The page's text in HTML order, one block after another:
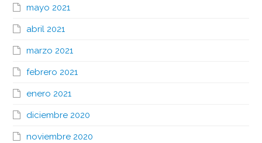
mayo 2021
abril 2021
marzo 2021
febrero 2021
enero 2021
diciembre 2020
noviembre 2020